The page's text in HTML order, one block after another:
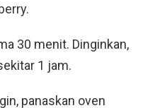
30 menit. Dinginkan,
1 jam.
panaskan oven